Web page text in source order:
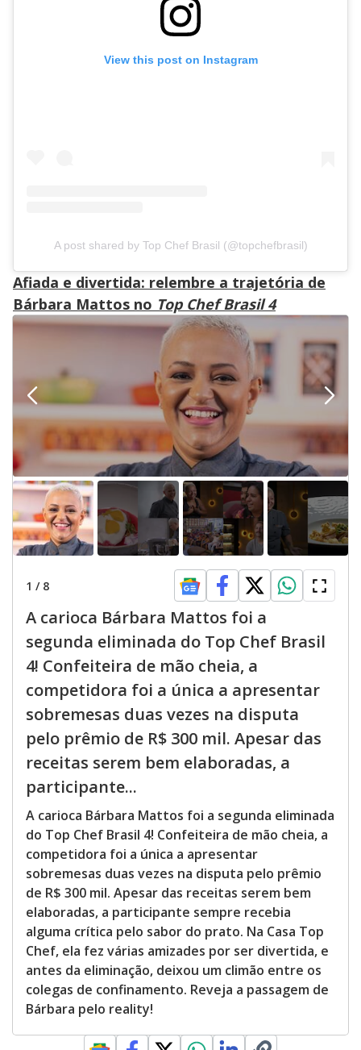
View this post on Instagram
A post shared by Top Chef Brasil (@topchefbrasil)
Afiada e divertida: relembre a trajetória de
Bárbara Mattos no Top Chef Brasil 4
1 / 8
A carioca Bárbara Mattos foi a
segunda eliminada do Top Chef Brasil
4! Confeiteira de mão cheia, a
competidora foi a única a apresentar
sobremesas duas vezes na disputa
pelo prêmio de R$ 300 mil. Apesar das
receitas serem bem elaboradas, a
participante...
A carioca Bárbara Mattos foi a segunda eliminada
do Top Chef Brasil 4! Confeiteira de mão cheia, a
competidora foi a única a apresentar
sobremesas duas vezes na disputa pelo prêmio
de R$ 300 mil. Apesar das receitas serem bem
elaboradas, a participante sempre recebia
alguma crítica pelo sabor do prato. Na Casa Top
Chef, ela fez várias amizades por ser divertida, e
antes da eliminação, deixou um climão entre os
colegas de confinamento. Reveja a passagem de
Bárbara pelo reality!